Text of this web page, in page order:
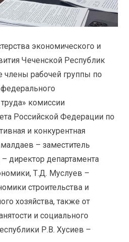
экономического и
Чеченской Республик
члены рабочей группы по
комиссии
Российской Федерации по
и конкурентная
– заместитель
директор департамента
Т.Д. Муслуев –
строительства и
хозяйства, также от
и социального
Р.В. Хусиев –